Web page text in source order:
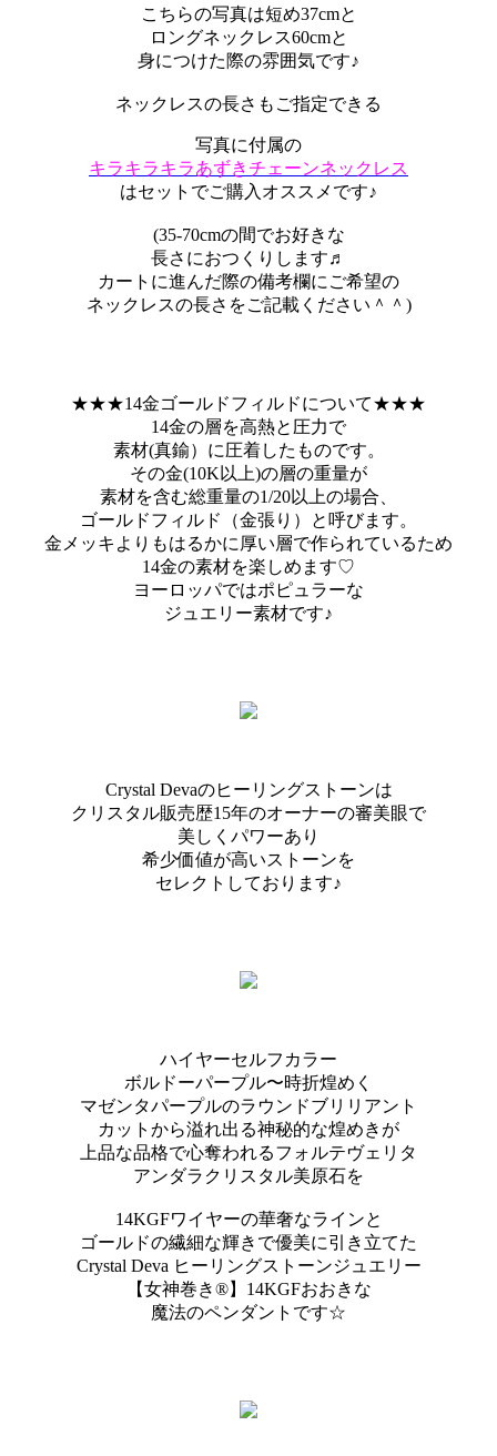
こちらの写真は短め37cmと
ロングネックレス60cmと
身につけた際の雰囲気です♪
ネックレスの長さもご指定できる
写真に付属の
キラキラキラあずきチェーンネックレス
はセットでご購入オススメです♪
(35-70cmの間でお好きな
長さにおつくりします♬
カートに進んだ際の備考欄にご希望の
ネックレスの長さをご記載ください＾＾)
★★★14金ゴールドフィルドについて★★★
14金の層を高熱と圧力で
素材(真鍮）に圧着したものです。
その金(10K以上)の層の重量が
素材を含む総重量の1/20以上の場合、
ゴールドフィルド（金張り）と呼びます。
金メッキよりもはるかに厚い層で作られているため
14金の素材を楽しめます♡
ヨーロッパではポピュラーな
ジュエリー素材です♪
Crystal Devaのヒーリングストーンは
クリスタル販売歴15年のオーナーの審美眼で
美しくパワーあり
希少価値が高いストーンを
セレクトしております♪
ハイヤーセルフカラー
ボルドーパープル〜時折煌めく
マゼンタパープルのラウンドブリリアント
カットから溢れ出る神秘的な煌めきが
上品な品格で心奪われるフォルテヴェリタ
アンダラクリスタル美原石を
14KGFワイヤーの華奢なラインと
ゴールドの繊細な輝きで優美に引き立てた
Crystal Deva ヒーリングストーンジュエリー
【女神巻き®】14KGFおおきな
魔法のペンダントです☆